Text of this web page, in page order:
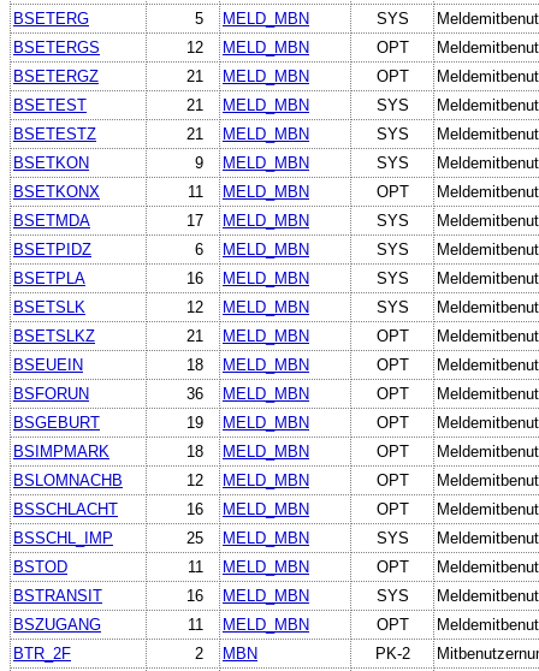
BSETERG
5 MELD_MBN SYS
BSETERGS
12 MELD_MBN OPT
BSETERGZ
21 MELD_MBN OPT
BSETEST
21 MELD_MBN SYS
BSETESTZ
21 MELD_MBN SYS
BSETKON
9 MELD_MBN SYS
BSETKONX
11 MELD_MBN OPT
BSETMDA
17 MELD_MBN SYS
BSETPIDZ
6 MELD_MBN SYS
BSETPLA
16 MELD_MBN SYS
BSETSLK
12 MELD_MBN SYS
BSETSLKZ
21 MELD_MBN OPT
BSEUEIN
18 MELD_MBN OPT
BSFORUN
36 MELD_MBN OPT
BSGEBURT
19 MELD_MBN OPT
BSIMPMARK
18 MELD_MBN OPT
BSLOMNACHB
12 MELD_MBN OPT
BSSCHLACHT
16 MELD_MBN OPT
BSSCHL_IMP
25 MELD_MBN SYS
BSTOD
11 MELD_MBN OPT
BSTRANSIT
16 MELD_MBN SYS
BSZUGANG
11 MELD_MBN OPT
BTR_2F
2 MBN PK-2